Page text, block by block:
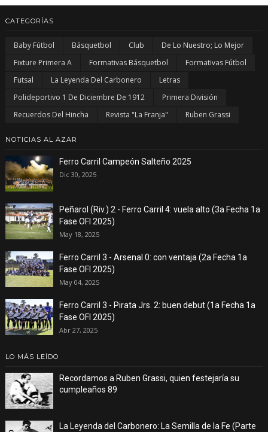
CATEGORÍAS
Baby Fútbol Básquetbol Club
De Lo Nuestro; Lo Mejor
Fixture Primera A
Formativas Básquetbol
Formativas Fútbol
Futsal
La Leyenda Del Carbonero
Letras
Polideportivo 1 De Diciembre De 1912
Primera División
Recuerdos Del Hincha
Revista "La Franja" Ruben Grassi
NOTICIAS AL AZAR
Ferro Carril Campeón Salteño 2025
Dic 30, 2025
Peñarol (Riv.) 2 - Ferro Carril 4: vuela alto (3a Fecha 1a
Fase OFI 2025)
May 18, 2025
Ferro Carril 3 - Arsenal 0: con ventaja (2a Fecha 1a
Fase OFI 2025)
May 04, 2025
Ferro Carril 3 - Pirata Jrs. 2: buen debut (1a Fecha 1a
Fase OFI 2025)
Abr 27, 2025
LO MÁS LEÍDO
Recordamos a Ruben Grassi, quien festejaría su
cumpleaños 89
La Leyenda del Carbonero: La Semilla de la Fe (Parte